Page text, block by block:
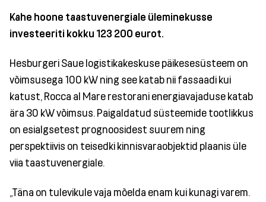
Kahe hoone taastuvenergiale üleminekusse
investeeriti kokku 123 200 eurot.
Hesburgeri Saue logistikakeskuse päikesesüsteem on
võimsusega 100 kW ning see katab nii fassaadi kui
katust, Rocca al Mare restorani energiavajaduse katab
ära 30 kW võimsus. Paigaldatud süsteemide tootlikkus
on esialgsetest prognoosidest suurem ning
perspektiivis on teisedki kinnisvaraobjektid plaanis üle
viia taastuvenergiale.
„Täna on tulevikule vaja mõelda enam kui kunagi varem.